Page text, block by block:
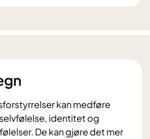
kan medføre
identitet og
De kan gjøre det mer